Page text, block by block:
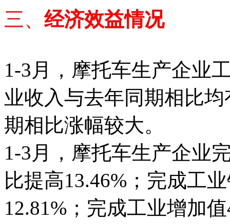
三、 经济效益情况
1-3月，摩托车生产企业
业收入与去年同期相比
期相比涨幅较大。
1-3月，摩托车生产企业
比提高13.46%；完成工
12.81%；完成工业增加